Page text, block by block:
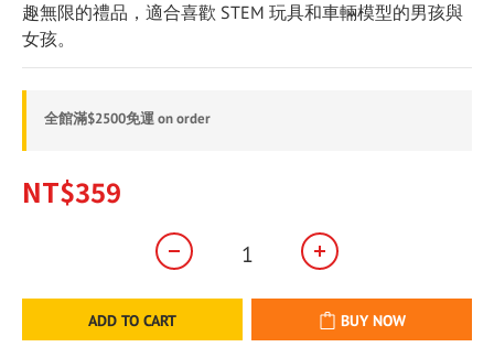
趣無限的禮品，適合喜歡 STEM 玩具和車輛模型的男孩與
女孩。
全館滿$2500免運 on order
NT$359
ADD TO CART BUY NOW